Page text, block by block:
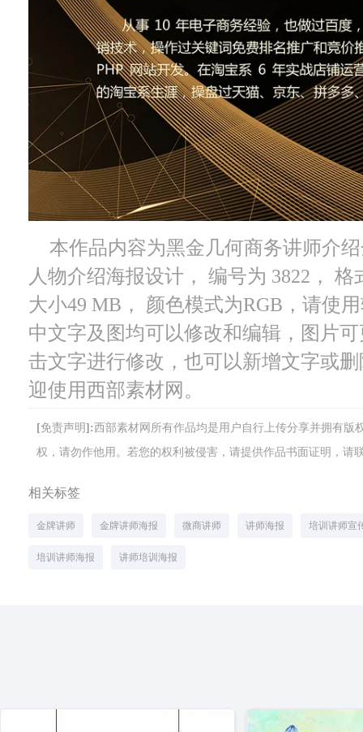
本作品内容为黑金几何商务讲师介
人物介绍海报设计， 编号为 3822，
大小49 MB， 颜色模式为RGB，请使
中文字及图均可以修改和编辑，图片
击文字进行修改，也可以新增文字或
迎使用西部素材网。
[免责声明]:西部素材网所有作品均是用户自行上传分享并拥有
权，请勿作他用。若您的权利被侵害，请提供作品书面证明，请
相关标签
金牌讲师 金牌讲师海报 微商讲师 讲师海报 培训讲师宣
培训讲师海报 讲师培训海报